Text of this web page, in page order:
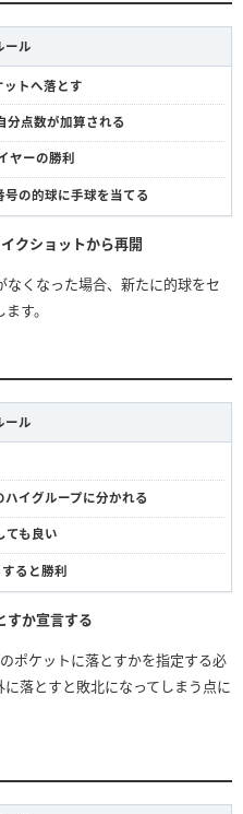
ール
トへ落とす
分点数が加算される
ヤーの勝利
の的球に手球を当てる
クショットから再開
なくなった場合、新たに的球をセ
す。
ール
イグループに分かれる
ても良い
ると勝利
すか宣言する
ポケットに落とすかを指定する必
落とすと敗北になってしまう点に